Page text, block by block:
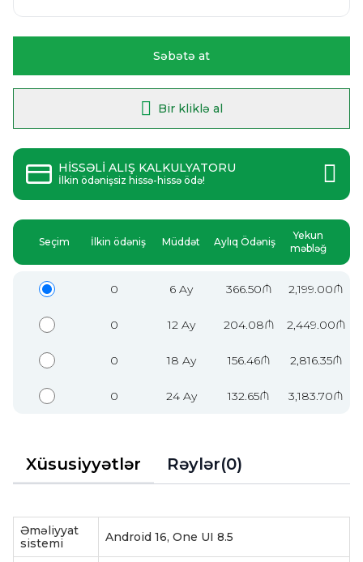
Səbətə at
Bir kliklə al
HİSSƏLİ ALIŞ KALKULYATORU
İlkin ödənişsiz hissə-hissə ödə!
Seçim İlkin ödəniş Müddət Aylıq Ödəniş
Yekun
məbləğ
0 6 Ay 366.50₼ 2,199.00₼
0 12 Ay 204.08₼ 2,449.00₼
0 18 Ay 156.46₼ 2,816.35₼
0 24 Ay 132.65₼ 3,183.70₼
Xüsusiyyətlər Rəylər(0)
Əməliyyat
sistemi
Android 16, One UI 8.5